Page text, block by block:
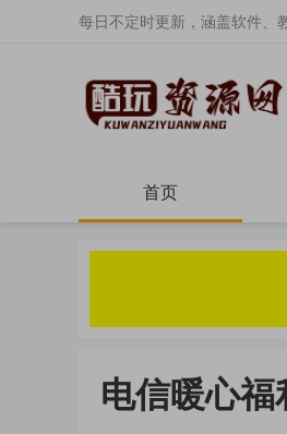
每日不定时更新，涵盖软件、
首页
电信暖心